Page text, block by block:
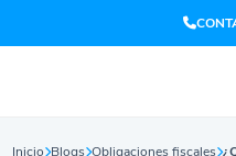
Inicio Blogs Obligaciones fiscales